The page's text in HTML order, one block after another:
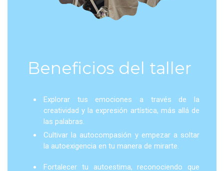
Beneficios del taller
Explorar tus emociones a través de la
creatividad y la expresión artística, más allá de
las palabras.
Cultivar la autocompasión y empezar a soltar
la autoexigencia en tu manera de mirarte.
Fortalecer tu autoestima, reconociendo que